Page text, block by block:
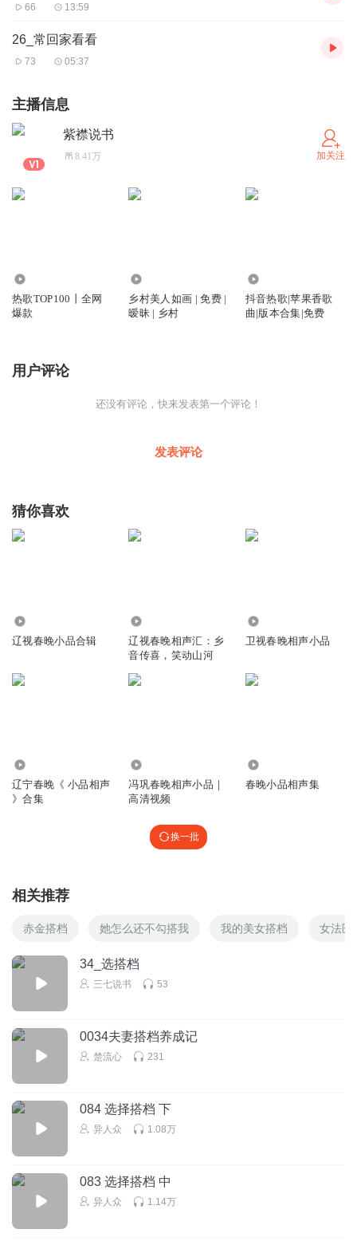
66 13:59
26_常回家看看
73 05:37
主播信息
紫襟说书
8.41万 加关注
热歌TOP100丨全网
爆款
乡村美人如画 | 免费 |
暧昧 | 乡村
抖音热歌|苹果香歌
曲|版本合集|免费
用户评论
还没有评论，快来发表第一个评论！
发表评论
猜你喜欢
辽视春晚小品合辑
辽视春晚相声汇：乡
音传喜，笑动山河
卫视春晚相声小品
辽宁春晚《 小品相声
》合集
冯巩春晚相声小品｜
高清视频
春晚小品相声集
换一批
相关推荐
赤金搭档 她怎么还不勾搭我 我的美女搭档 女法医
34_选搭档
三七说书 53
0034夫妻搭档养成记
楚流心 231
084 选择搭档 下
异人众 1.08万
083 选择搭档 中
异人众 1.14万